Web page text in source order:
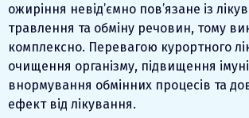
ожиріння невід’ємно пов’язане із
травлення та обміну речовин, тому
комплексно. Перевагою курортного
очищення організму, підвищення
внормування обмінних процесів та
ефект від лікування.